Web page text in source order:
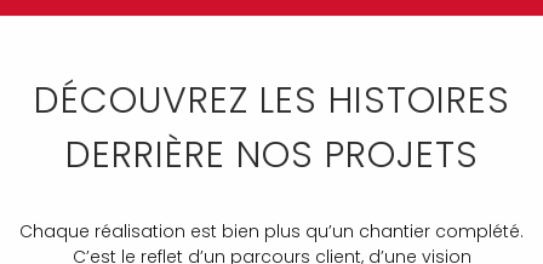
DÉCOUVREZ LES HISTOIRES
DERRIÈRE NOS PROJETS
Chaque réalisation est bien plus qu’un chantier complété.
C’est le reflet d’un parcours client, d’une vision